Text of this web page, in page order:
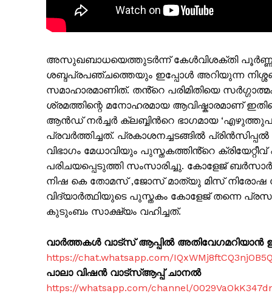
അസുഖബാധയെത്തുടർന്ന് കേൾവിശക്തി
ശബ്ദപ്രപഞ്ചത്തെയും ഇപ്പോൾ അറിയുന്ന
സമാഹാരമാണിത്. തൻ്റെ പരിമിതിയെ
ശ്രമത്തിന്റെ മനോഹരമായ ആവിഷ്കാരമാണ്
ആൻഡ് നർച്ചർ ക്ലബ്ബിൻറെ ഭാഗമായ
പ്രവർത്തിച്ചത്. പ്രകാശനച്ചടങ്ങിൽ
വിഭാഗം മേധാവിയും പുസ്തകത്തിൻ്റെ
പരിചയപ്പെടുത്തി സംസാരിച്ചു. കോളേജ്
നിഷ കെ തോമസ് ,ജോസ് മാത്യു മിസ് നിരോഷ
വിദ്യാർത്ഥിയുടെ പുസ്തകം കോളേജ് തന്നെ
കുടുംബം സാക്ഷ്യം വഹിച്ചത്.
വാർത്തകൾ വാട്സ് ആപ്പിൽ
https://chat.whatsapp.com/
പാലാ വിഷൻ വാട്സ്ആപ്പ് ചാനൽ
https://whatsapp.com/channel/